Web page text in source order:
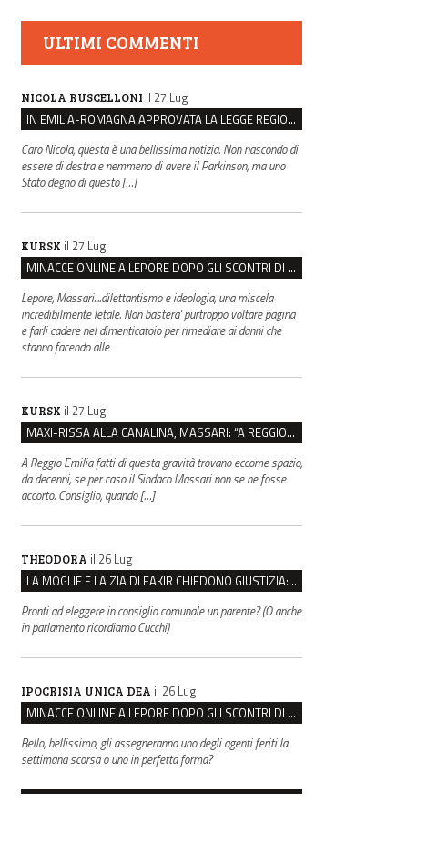
ULTIMI COMMENTI
NICOLA RUSCELLONI il 27 Lug
IN EMILIA-ROMAGNA APPROVATA LA LEGGE REGIONALE SUL SUICIDIO MEDICALMENTE ASSISTITO
Caro Nicola, questa è una bellissima notizia. Non nascondo di
essere di destra e nemmeno di avere il Parkinson, ma uno
Stato degno di questo […]
KURSK il 27 Lug
MINACCE ONLINE A LEPORE DOPO GLI SCONTRI DI BOLOGNA, ASSEGNATA LA SCORTA AL SINDACO
Lepore, Massari....dilettantismo e ideologia, una miscela
incredibilmente letale. Non bastera' purtroppo voltare pagina
e farli cadere nel dimenticatoio per rimediare ai danni che
stanno facendo alle
KURSK il 27 Lug
MAXI-RISSA ALLA CANALINA, MASSARI: “A REGGIO FATTI COSÌ GRAVI NON DEVONO TROVARE SPAZIO”
A Reggio Emilia fatti di questa gravità trovano eccome spazio,
da decenni, se per caso il Sindaco Massari non se ne fosse
accorto. Consiglio, quando […]
THEODORA il 26 Lug
LA MOGLIE E LA ZIA DI FAKIR CHIEDONO GIUSTIZIA: “LA SUA MORTE CRIMINE CONTRO L’UMANITÀ”
Pronti ad eleggere in consiglio comunale un parente? (O anche
in parlamento ricordiamo Cucchi)
IPOCRISIA UNICA DEA il 26 Lug
MINACCE ONLINE A LEPORE DOPO GLI SCONTRI DI BOLOGNA, ASSEGNATA LA SCORTA AL SINDACO
Bello, bellissimo, gli assegneranno uno degli agenti feriti la
settimana scorsa o uno in perfetta forma?